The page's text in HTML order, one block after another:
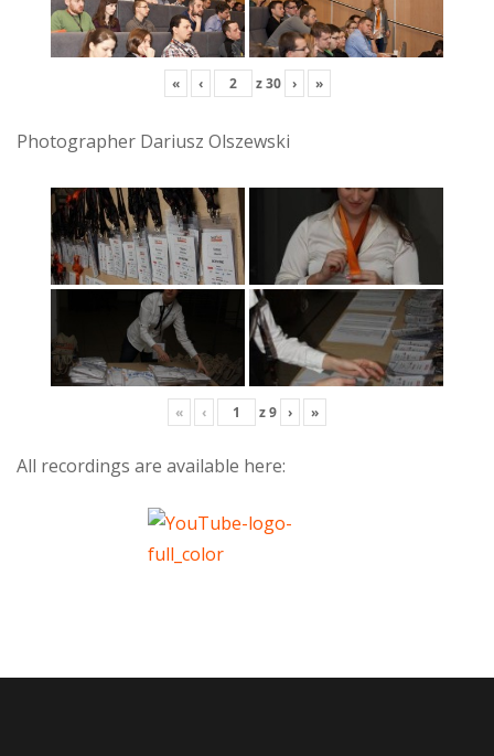
« ‹ z30 › »
Photographer Dariusz Olszewski
« ‹ z9 › »
All recordings are available here: